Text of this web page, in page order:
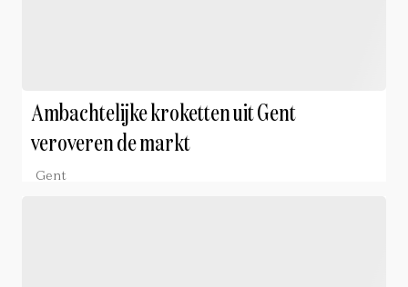
Ambachtelijke kroketten uit Gent
veroveren de markt
Gent